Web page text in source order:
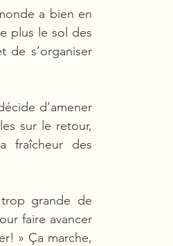
a bien en
plus le sol des
de s’organiser
d’amener
sur le retour,
fraîcheur des
grande de
faire avancer
» Ça marche,